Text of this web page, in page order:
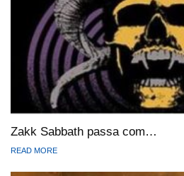
Zakk Sabbath passa com…
READ MORE